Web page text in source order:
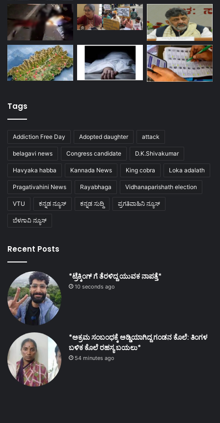
Tags
Addiction Free Day Adopted daughter attack
belagavi news Congress candidate D.K.Shivakumar
Havyaka habba Kannada News King cobra Loka adalath
Pragativahini News Rayabhaga Vidhanaparishath election
VTU ಕನ್ನಡ ನ್ಯೂಸ್ ಕನ್ನಡ ಸುದ್ದಿ ಪ್ರಗತಿವಾಹಿನಿ ನ್ಯೂಸ್
ಬೆಳಗಾವಿ ನ್ಯೂಸ್
Recent Posts
*ಟ್ರೆಕ್ಕಿಂಗ್ ಗೆ ತೆರಳಿದ್ದ ಯುವಕ ನಾಪತ್ತೆ*
10 seconds ago
*ಅಕ್ರಮ ಸಂಬಂಧಕ್ಕೆ ಅಡ್ಡಿಯಾಗಿದ್ದ ಗಂಡನ ಕೊಲೆ: ತಿಂಗಳ
ಬಳಿಕ ಕೊಲೆ ರಹಸ್ಯ ಬಯಲು*
54 minutes ago